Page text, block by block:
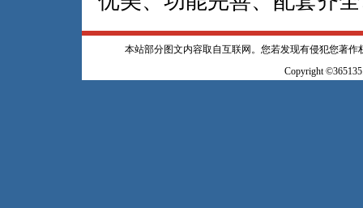
本站部分图文内容取自互联网。您若发现有侵犯您著
Copyright